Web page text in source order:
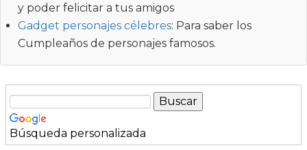
y poder felicitar a tus amigos
Gadget personajes célebres: Para saber los
Cumpleaños de personajes famosos.
Búsqueda personalizada